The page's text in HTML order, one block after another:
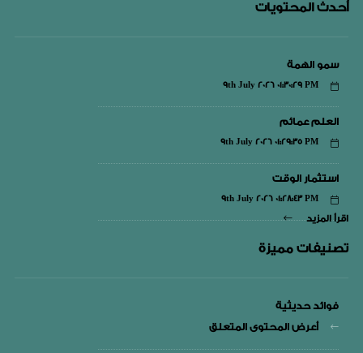
أحدث المحتويات
سمو الهمة
9th July 2026 01:30:29 PM
العلم عمائم
9th July 2026 01:29:35 PM
استثمار الوقت
9th July 2026 01:28:43 PM
اقرأ المزيد
تصنيفات مميزة
فوائد حديثية
أعرض المحتوى المتعلق